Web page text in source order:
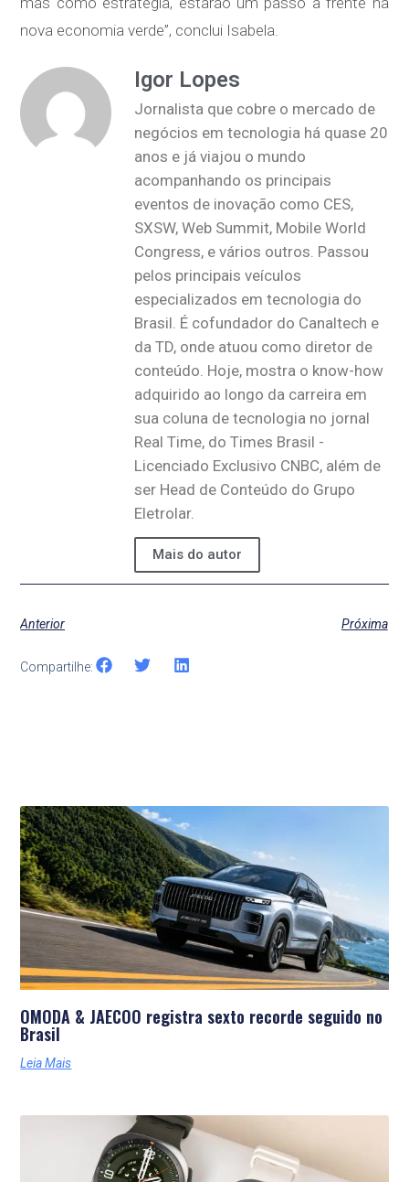
nova economia verde”, conclui Isabela.
Igor Lopes
Jornalista que cobre o mercado de
negócios em tecnologia há quase 20
anos e já viajou o mundo
acompanhando os principais
eventos de inovação como CES,
SXSW, Web Summit, Mobile World
Congress, e vários outros. Passou
pelos principais veículos
especializados em tecnologia do
Brasil. É cofundador do Canaltech e
da TD, onde atuou como diretor de
conteúdo. Hoje, mostra o know-how
adquirido ao longo da carreira em
sua coluna de tecnologia no jornal
Real Time, do Times Brasil -
Licenciado Exclusivo CNBC, além de
ser Head de Conteúdo do Grupo
Eletrolar.
Mais do autor
Anterior Próxima
Compartilhe:
Últimas Notícias
OMODA & JAECOO registra sexto recorde seguido no
Brasil
Leia Mais